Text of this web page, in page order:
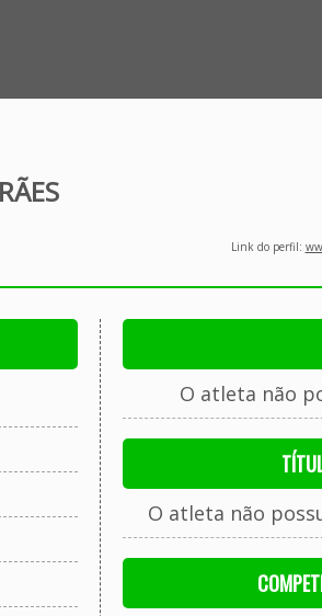
Link do perfil:
O atleta não
O atleta não